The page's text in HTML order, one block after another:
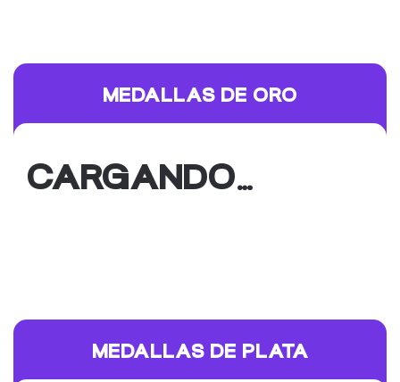
MEDALLAS DE ORO
CARGANDO…
MEDALLAS DE PLATA